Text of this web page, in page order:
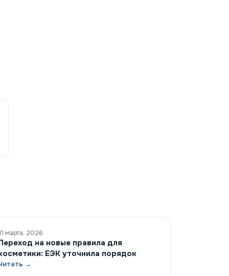
марта, 2026
на новые правила для
ЕЭК уточнила порядок
→